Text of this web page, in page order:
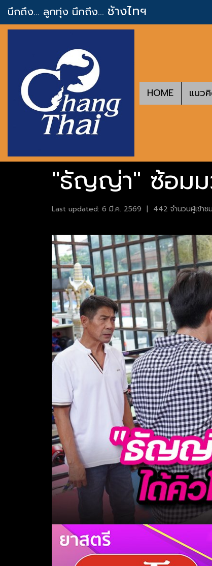
นึกถึง... ลูกทุ่ง นึกถึง... ช้างไทฯ
HOME แนว
"ธัญญ่า" ซ้อมม
Last updated: 6 มี.ค. 2569 | 442 จำนวนผู้เข้าชม